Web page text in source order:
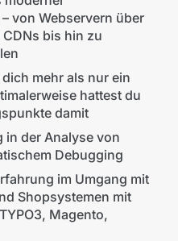
von Webservern über
bis hin zu
mehr als nur ein
hattest du
damit
in der Analyse von
Debugging
im Umgang mit
Shopsystemen mit
Magento,